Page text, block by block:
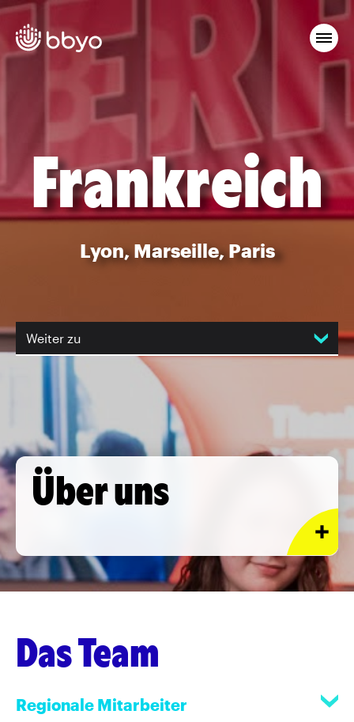
Frankreich
Lyon, Marseille, Paris
Weiter zu
Über uns
Das Team
Regionale Mitarbeiter